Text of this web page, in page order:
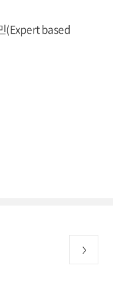
(Expert based